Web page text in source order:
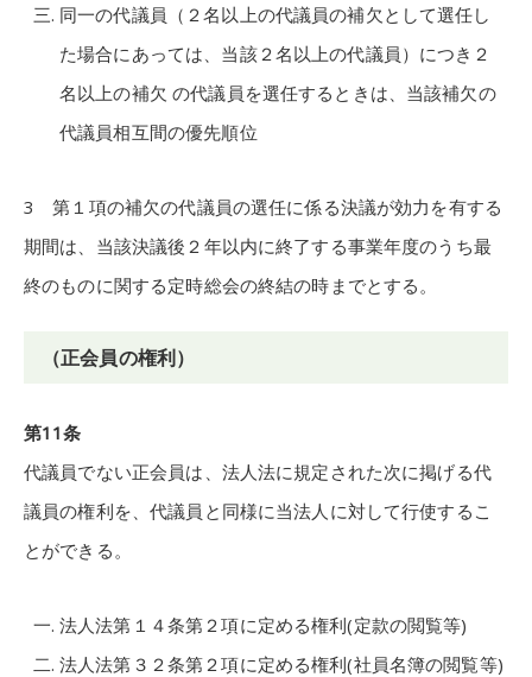
同一の代議員（２名以上の代議員の補欠として選任し
た場合にあっては、当該２名以上の代議員）につき２
名以上の補欠 の代議員を選任するときは、当該補欠の
代議員相互間の優先順位
3 第１項の補欠の代議員の選任に係る決議が効力を有する
期間は、当該決議後２年以内に終了する事業年度のうち最
終のものに関する定時総会の終結の時までとする。
（正会員の権利）
第11条
代議員でない正会員は、法人法に規定された次に掲げる代
議員の権利を、代議員と同様に当法人に対して行使するこ
とができる。
法人法第１４条第２項に定める権利(定款の閲覧等)
法人法第３２条第２項に定める権利(社員名簿の閲覧等)